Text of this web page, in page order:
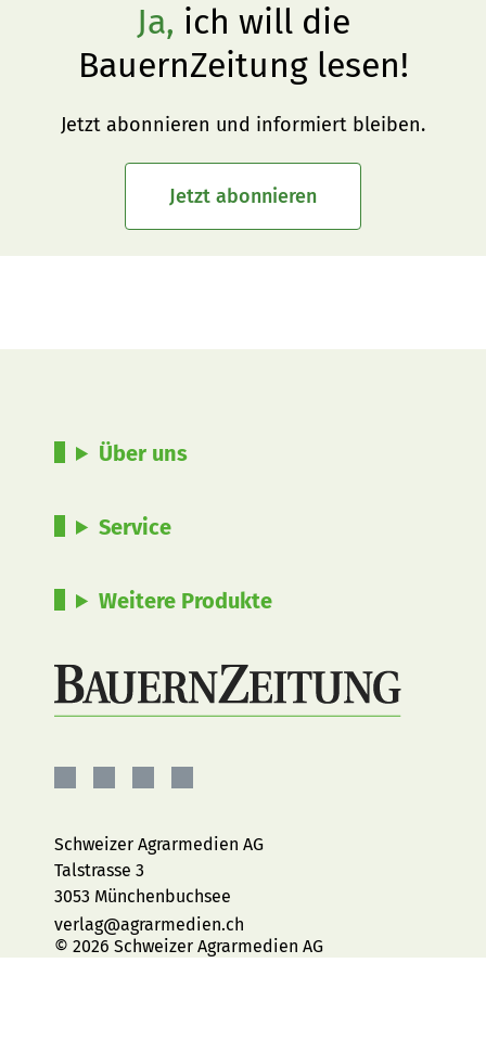
Ja, ich will die
BauernZeitung lesen!
Jetzt abonnieren und informiert bleiben.
Jetzt abonnieren
Über uns
Service
Weitere Produkte
Facebook
Instagram
YouTubeLinkedIn
Schweizer Agrarmedien AG
Talstrasse 3
3053 Münchenbuchsee
verlag@agrarmedien.ch
© 2026 Schweizer Agrarmedien AG